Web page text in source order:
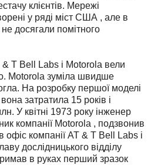
клієнтів. Мережі
у ряді міст США , але в
досягали помітного
& T Bell Labs і Motorola вели
Motorola зуміла швидше
На розробку першої моделі
затратила 15 років і
У квітні 1973 року інженер
компанії Motorola , подзвонив
офіс компанії AT & T Bell Labs і
дослідницького відділу
в руках перший зразок